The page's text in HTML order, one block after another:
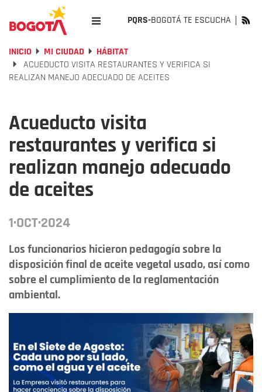
PQRS-BOGOTÁ TE ESCUCHA
INICIO MI CIUDAD
HÁBITAT
ACUEDUCTO VISITA RESTAURANTES Y VERIFICA SI
REALIZAN MANEJO ADECUADO DE ACEITES
Acueducto visita
restaurantes y verifica si
realizan manejo adecuado
de aceites
1·OCT·2024
Los funcionarios hicieron pedagogía sobre la
disposición final de aceite vegetal usado, así como
sobre el cumplimiento de la reglamentación
ambiental.